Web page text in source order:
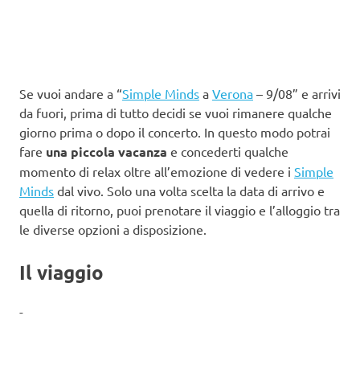
Se vuoi andare a “Simple Minds a Verona – 9/08” e arrivi
da fuori, prima di tutto decidi se vuoi rimanere qualche
giorno prima o dopo il concerto. In questo modo potrai
fare una piccola vacanza e concederti qualche
momento di relax oltre all’emozione di vedere i Simple
Minds dal vivo. Solo una volta scelta la data di arrivo e
quella di ritorno, puoi prenotare il viaggio e l’alloggio tra
le diverse opzioni a disposizione.
Il viaggio
-